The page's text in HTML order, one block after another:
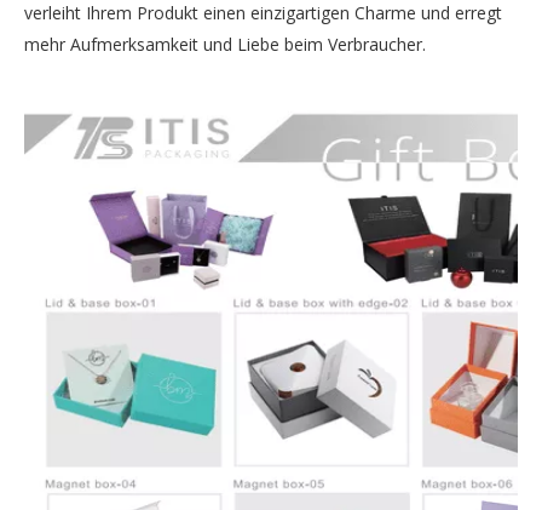
verleiht Ihrem Produkt einen einzigartigen Charme und erregt
mehr Aufmerksamkeit und Liebe beim Verbraucher.